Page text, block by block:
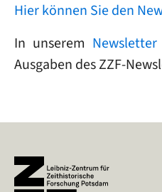
Hier können Sie den
In unserem
Ausgaben des ZZF-